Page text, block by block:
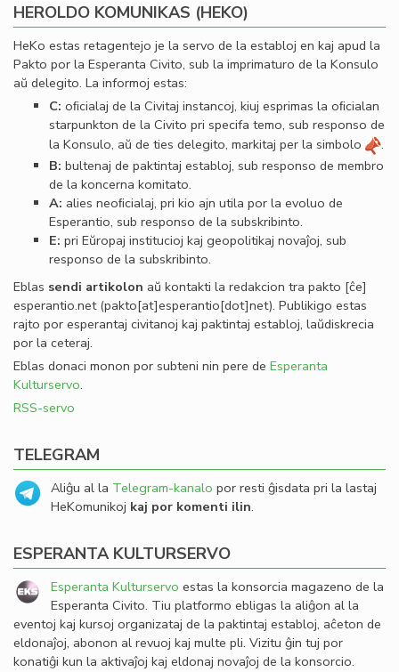
HEROLDO KOMUNIKAS (HEKO)
HeKo estas retagentejo je la servo de la establoj en kaj apud la
Pakto por la Esperanta Civito, sub la imprimaturo de la Konsulo
aŭ delegito. La informoj estas:
C: oﬁcialaj de la Civitaj instancoj, kiuj esprimas la oﬁcialan
starpunkton de la Civito pri specifa temo, sub responso de
la Konsulo, aŭ de ties delegito, markitaj per la simbolo
.
B: bultenaj de paktintaj establoj, sub responso de membro
de la koncerna komitato.
A: alies neoﬁcialaj, pri kio ajn utila por la evoluo de
Esperantio, sub responso de la subskribinto.
E: pri Eŭropaj institucioj kaj geopolitikaj novaĵoj, sub
responso de la subskribinto.
Eblas sendi artikolon aŭ kontakti la redakcion tra pakto [ĉe]
esperantio.net(pakto[at]esperantio[dot]net). Publikigo estas
rajto por esperantaj civitanoj kaj paktintaj establoj, laŭdiskrecia
por la ceteraj.
Eblas donaci monon por subteni nin pere de Esperanta
Kulturservo.
RSS-servo
TELEGRAM
Aliĝu al la Telegram-kanalo por resti ĝisdata pri la lastaj
HeKomunikoj kaj por komenti ilin.
ESPERANTA KULTURSERVO
Esperanta Kulturservo estas la konsorcia magazeno de la
Esperanta Civito. Tiu platformo ebligas la aliĝon al la
eventoj kaj kursoj organizataj de la paktintaj establoj, aĉeton de
eldonaĵoj, abonon al revuoj kaj multe pli. Vizitu ĝin tuj por
konatiĝi kun la aktivaĵoj kaj eldonaj novaĵoj de la konsorcio.